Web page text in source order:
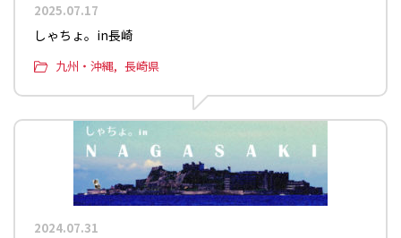
2025.07.17
しゃちょ。in長崎
九州・沖縄 長崎県
2024.07.31